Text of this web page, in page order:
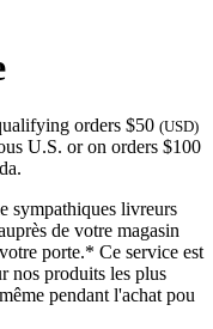
orders $50 (USD)
U.S. or on orders $100
sympathiques livreurs
de votre magasin
porte.* Ce service est
nos produits les plus
pendant l'achat pou